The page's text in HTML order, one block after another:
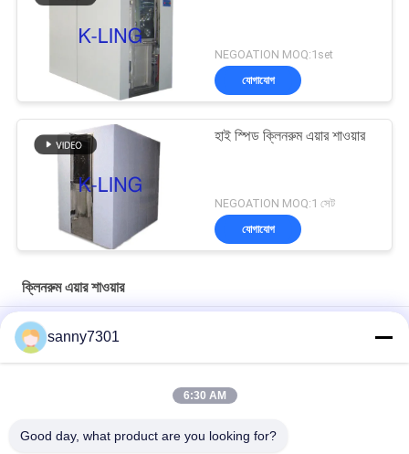
NEGOATION MOQ:1set
যোগাযোগ
হাই স্পিড ক্লিনরুম এয়ার শাওয়ার
NEGOATION MOQ:1 সেট
যোগাযোগ
ক্লিনরুম এয়ার শাওয়ার
ওয়্যারলেস প্রেস সুইচ 380V 50HZ সহ বৈদ্যুতিক ক্লিনরুম এয়ার শাওয়ার
ক্লিনরুম প্রকল্পের জন্য স্টেইনলেস স্টিল প্লেট মডুলার এয়ার শাওয়ার
সিই এবং রোএইচএস এয়ার ফ্লো 1300 এম 3 / এইচ সহ অটোমেটেড স্লাইডিং ডোর
sanny7301
6:30 AM
Good day, what product are you looking for?